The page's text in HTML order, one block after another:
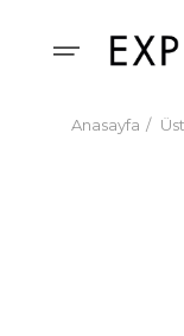
Anasayfa